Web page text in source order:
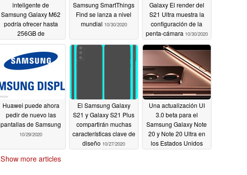
inteligente de
Samsung Galaxy M62
podría ofrecer hasta
256GB de
11/06/2020
Samsung SmartThings
Find se lanza a nivel
mundial 10/30/2020
Galaxy El render del
S21 Ultra muestra la
configuración de la
penta-cámara 10/30/2020
Huawei puede ahora
pedir de nuevo las
pantallas de Samsung
10/29/2020
El Samsung Galaxy
S21 y Galaxy S21 Plus
compartirán muchas
características clave de
diseño 10/27/2020
Una actualización UI
3.0 beta para el
Samsung Galaxy Note
20 y Note 20 Ultra en
los Estados Unidos
Show more articles